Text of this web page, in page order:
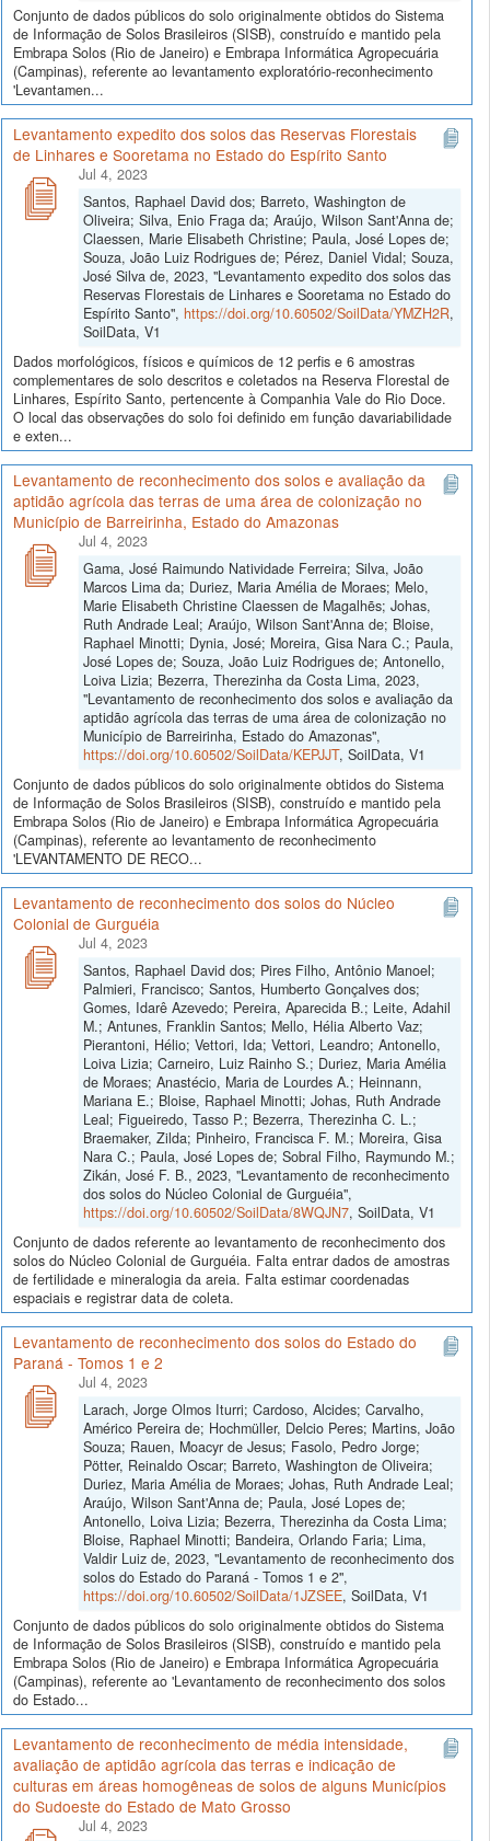
Conjunto de dados públicos do solo originalmente obtidos do Sistema
de Informação de Solos Brasileiros (SISB), construído e mantido pela
Embrapa Solos (Rio de Janeiro) e Embrapa Informática Agropecuária
(Campinas), referente ao levantamento exploratório-reconhecimento
'Levantamen...
Levantamento expedito dos solos das Reservas Florestais
de Linhares e Sooretama no Estado do Espírito Santo
Jul 4, 2023
Santos, Raphael David dos; Barreto, Washington de
Oliveira; Silva, Enio Fraga da; Araújo, Wilson Sant'Anna de;
Claessen, Marie Elisabeth Christine; Paula, José Lopes de;
Souza, João Luiz Rodrigues de; Pérez, Daniel Vidal; Souza,
José Silva de, 2023, "Levantamento expedito dos solos das
Reservas Florestais de Linhares e Sooretama no Estado do
Espírito Santo", https://doi.org/10.60502/SoilData/YMZH2R,
SoilData, V1
Dados morfológicos, físicos e químicos de 12 perfis e 6 amostras
complementares de solo descritos e coletados na Reserva Florestal de
Linhares, Espírito Santo, pertencente à Companhia Vale do Rio Doce.
O local das observações do solo foi definido em função davariabilidade
e exten...
Levantamento de reconhecimento dos solos e avaliação da
aptidão agrícola das terras de uma área de colonização no
Município de Barreirinha, Estado do Amazonas
Jul 4, 2023
Gama, José Raimundo Natividade Ferreira; Silva, João
Marcos Lima da; Duriez, Maria Amélia de Moraes; Melo,
Marie Elisabeth Christine Claessen de Magalhẽs; Johas,
Ruth Andrade Leal; Araújo, Wilson Sant'Anna de; Bloise,
Raphael Minotti; Dynia, José; Moreira, Gisa Nara C.; Paula,
José Lopes de; Souza, João Luiz Rodrigues de; Antonello,
Loiva Lizia; Bezerra, Therezinha da Costa Lima, 2023,
"Levantamento de reconhecimento dos solos e avaliação da
aptidão agrícola das terras de uma área de colonização no
Município de Barreirinha, Estado do Amazonas",
https://doi.org/10.60502/SoilData/KEPJJT, SoilData, V1
Conjunto de dados públicos do solo originalmente obtidos do Sistema
de Informação de Solos Brasileiros (SISB), construído e mantido pela
Embrapa Solos (Rio de Janeiro) e Embrapa Informática Agropecuária
(Campinas), referente ao levantamento de reconhecimento
'LEVANTAMENTO DE RECO...
Levantamento de reconhecimento dos solos do Núcleo
Colonial de Gurguéia
Jul 4, 2023
Santos, Raphael David dos; Pires Filho, Antônio Manoel;
Palmieri, Francisco; Santos, Humberto Gonçalves dos;
Gomes, Idarê Azevedo; Pereira, Aparecida B.; Leite, Adahil
M.; Antunes, Franklin Santos; Mello, Hélia Alberto Vaz;
Pierantoni, Hélio; Vettori, Ida; Vettori, Leandro; Antonello,
Loiva Lizia; Carneiro, Luiz Rainho S.; Duriez, Maria Amélia
de Moraes; Anastécio, Maria de Lourdes A.; Heinnann,
Mariana E.; Bloise, Raphael Minotti; Johas, Ruth Andrade
Leal; Figueiredo, Tasso P.; Bezerra, Therezinha C. L.;
Braemaker, Zilda; Pinheiro, Francisca F. M.; Moreira, Gisa
Nara C.; Paula, José Lopes de; Sobral Filho, Raymundo M.;
Zikán, José F. B., 2023, "Levantamento de reconhecimento
dos solos do Núcleo Colonial de Gurguéia",
https://doi.org/10.60502/SoilData/8WQJN7, SoilData, V1
Conjunto de dados referente ao levantamento de reconhecimento dos
solos do Núcleo Colonial de Gurguéia. Falta entrar dados de amostras
de fertilidade e mineralogia da areia. Falta estimar coordenadas
espaciais e registrar data de coleta.
Levantamento de reconhecimento dos solos do Estado do
Paraná - Tomos 1 e 2
Jul 4, 2023
Larach, Jorge Olmos Iturri; Cardoso, Alcides; Carvalho,
Américo Pereira de; Hochmüller, Delcio Peres; Martins, João
Souza; Rauen, Moacyr de Jesus; Fasolo, Pedro Jorge;
Pötter, Reinaldo Oscar; Barreto, Washington de Oliveira;
Duriez, Maria Amélia de Moraes; Johas, Ruth Andrade Leal;
Araújo, Wilson Sant'Anna de; Paula, José Lopes de;
Antonello, Loiva Lizia; Bezerra, Therezinha da Costa Lima;
Bloise, Raphael Minotti; Bandeira, Orlando Faria; Lima,
Valdir Luiz de, 2023, "Levantamento de reconhecimento dos
solos do Estado do Paraná - Tomos 1 e 2",
https://doi.org/10.60502/SoilData/1JZSEE, SoilData, V1
Conjunto de dados públicos do solo originalmente obtidos do Sistema
de Informação de Solos Brasileiros (SISB), construído e mantido pela
Embrapa Solos (Rio de Janeiro) e Embrapa Informática Agropecuária
(Campinas), referente ao 'Levantamento de reconhecimento dos solos
do Estado...
Levantamento de reconhecimento de média intensidade,
avaliação de aptidão agrícola das terras e indicação de
culturas em áreas homogêneas de solos de alguns Municípios
do Sudoeste do Estado de Mato Grosso
Jul 4, 2023